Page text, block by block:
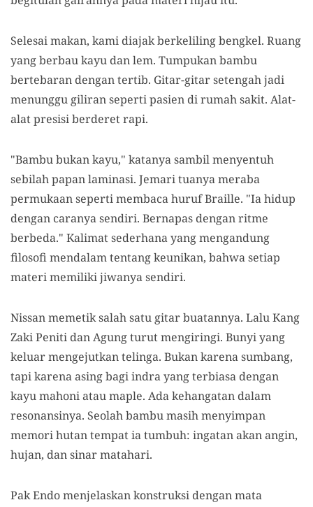
Selesai makan, kami diajak berkeliling bengkel. Ruang
yang berbau kayu dan lem. Tumpukan bambu
bertebaran dengan tertib. Gitar-gitar setengah jadi
menunggu giliran seperti pasien di rumah sakit. Alat-
alat presisi berderet rapi.
"Bambu bukan kayu," katanya sambil menyentuh
sebilah papan laminasi. Jemari tuanya meraba
permukaan seperti membaca huruf Braille. "Ia hidup
dengan caranya sendiri. Bernapas dengan ritme
berbeda." Kalimat sederhana yang mengandung
filosofi mendalam tentang keunikan, bahwa setiap
materi memiliki jiwanya sendiri.
Nissan memetik salah satu gitar buatannya. Lalu Kang
Zaki Peniti dan Agung turut mengiringi. Bunyi yang
keluar mengejutkan telinga. Bukan karena sumbang,
tapi karena asing bagi indra yang terbiasa dengan
kayu mahoni atau maple. Ada kehangatan dalam
resonansinya. Seolah bambu masih menyimpan
memori hutan tempat ia tumbuh: ingatan akan angin,
hujan, dan sinar matahari.
Pak Endo menjelaskan konstruksi dengan mata